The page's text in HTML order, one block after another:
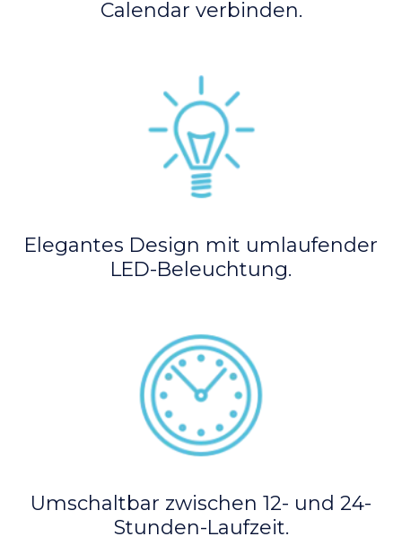
Calendar verbinden.
Elegantes Design mit umlaufender
LED-Beleuchtung.
Umschaltbar zwischen 12- und 24-
Stunden-Laufzeit.